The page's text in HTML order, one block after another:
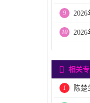
9 2026
10 2026
相关
1 陈楚